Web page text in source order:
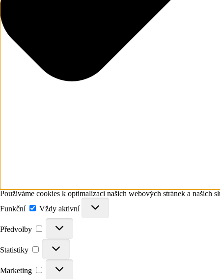
Používáme cookies k optimalizaci našich webových stránek a našich
Funkční
Vždy aktivní
Předvolby
Předvolby
Statistiky
Statistiky
Marketing
Marketing